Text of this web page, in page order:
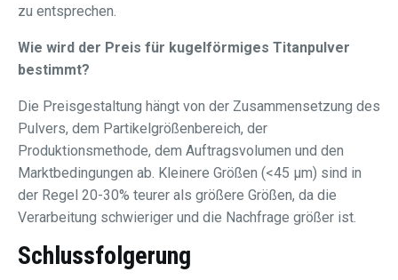
zu entsprechen.
Wie wird der Preis für kugelförmiges Titanpulver
bestimmt?
Die Preisgestaltung hängt von der Zusammensetzung des
Pulvers, dem Partikelgrößenbereich, der
Produktionsmethode, dem Auftragsvolumen und den
Marktbedingungen ab. Kleinere Größen (<45 μm) sind in
der Regel 20-30% teurer als größere Größen, da die
Verarbeitung schwieriger und die Nachfrage größer ist.
Schlussfolgerung